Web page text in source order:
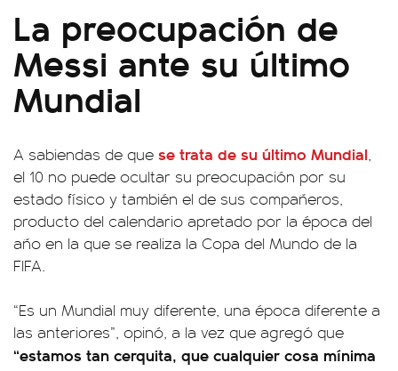
La preocupación de
Messi ante su último
Mundial
A sabiendas de que se trata de su último Mundial,
el 10 no puede ocultar su preocupación por su
estado físico y también el de sus compañeros,
producto del calendario apretado por la época del
año en la que se realiza la Copa del Mundo de la
FIFA.
“Es un Mundial muy diferente, una época diferente a
las anteriores”, opinó, a la vez que agregó que
“estamos tan cerquita, que cualquier cosa mínima